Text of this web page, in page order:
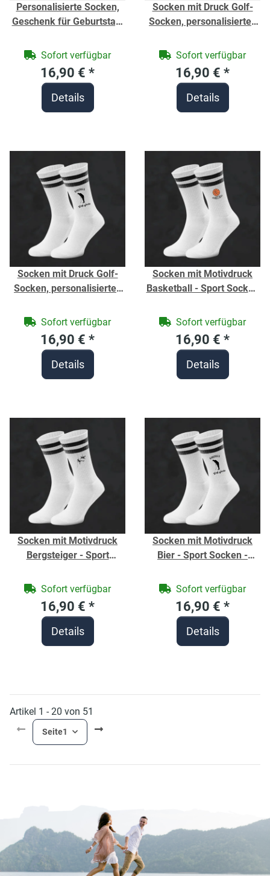
Personalisierte Socken,
Geschenk für Geburtstag,
Weiße Sport Socken -
Größe 32-36 - Unisex
Sofort verfügbar
16,90 € *
Details
Socken mit Druck Golf-
Socken, personalisiertes
Socken - Bio-Baumwolle -
Sofort verfügbar
16,90 € *
Details
Socken mit Druck Golf-
Socken, personalisiertes
Socken - Bio-Baumwolle -
Sofort verfügbar
16,90 € *
Details
Socken mit Motivdruck
Basketball - Sport Socken
- Strümpfe für den Verein
Sofort verfügbar
16,90 € *
Details
Socken mit Motivdruck
Bergsteiger - Sport
Baumwolle - Socken zum
bedruckt
Sofort verfügbar
16,90 € *
Details
Socken mit Motivdruck
Bier - Sport Socken -
Socken für Männer
Sofort verfügbar
16,90 € *
Details
Artikel 1 - 20 von 51
Seite1